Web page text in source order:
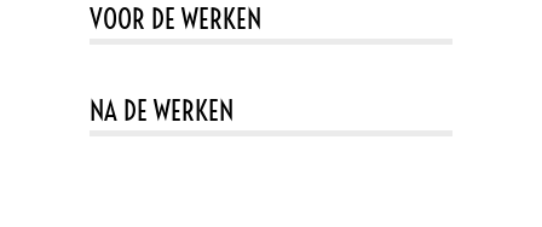
VOOR DE WERKEN
NA DE WERKEN